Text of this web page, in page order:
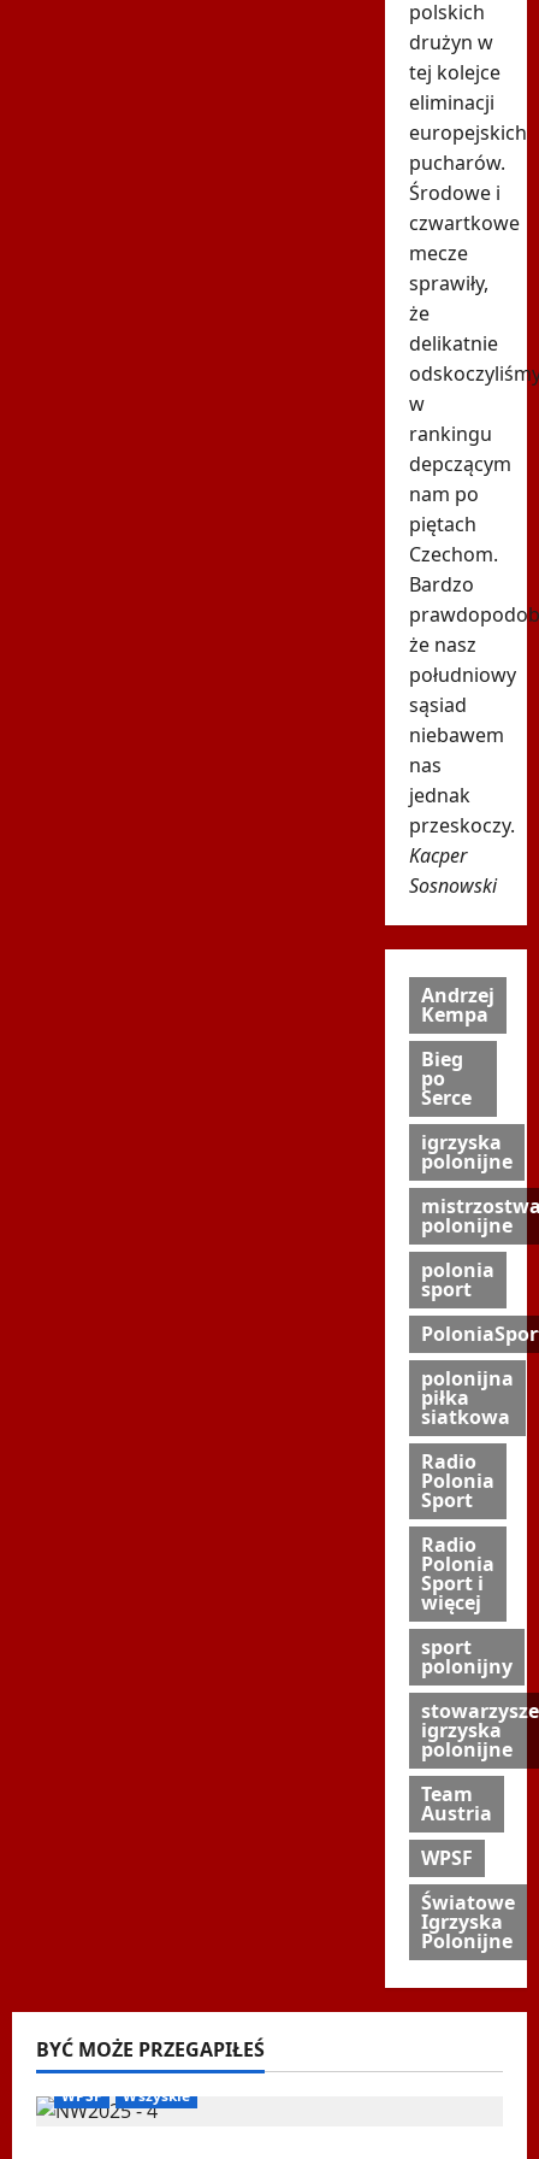
polskich
drużyn w
tej kolejce
eliminacji
europejskich
pucharów.
Środowe i
czwartkowe
mecze
sprawiły,
że
delikatnie
w
rankingu
depczącym
nam po
piętach
Czechom.
Bardzo
że nasz
południowy
sąsiad
niebawem
nas
jednak
przeskoczy.
Kacper
Sosnowski
Andrzej
Kempa
Bieg
po
Serce
igrzyska
polonijne
polonijne
polonia
sport
polonijna
piłka
siatkowa
Radio
Polonia
Sport
Radio
Polonia
Sport i
więcej
sport
polonijny
igrzyska
polonijne
Team
Austria
WPSF
Światowe
Igrzyska
Polonijne
BYĆ MOŻE PRZEGAPIŁEŚ
Biegi i rekreacja Inne Nordic Walking
WPSF
Wszyskie